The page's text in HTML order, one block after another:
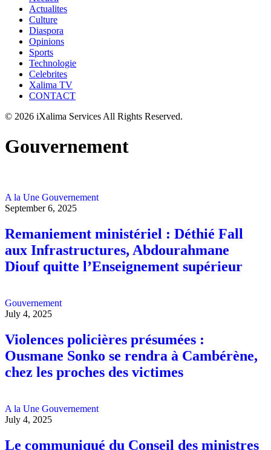
Actualites
Culture
Diaspora
Opinions
Sports
Technologie
Celebrites
Xalima TV
CONTACT
© 2026 iXalima Services All Rights Reserved.
Gouvernement
A la Une Gouvernement
September 6, 2025
Remaniement ministériel : Déthié Fall
aux Infrastructures, Abdourahmane
Diouf quitte l’Enseignement supérieur
Gouvernement
July 4, 2025
Violences policières présumées :
Ousmane Sonko se rendra à Cambérène,
chez les proches des victimes
A la Une Gouvernement
July 4, 2025
Le communiqué du Conseil des ministres